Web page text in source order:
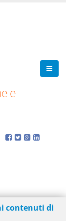
e
contenuti di